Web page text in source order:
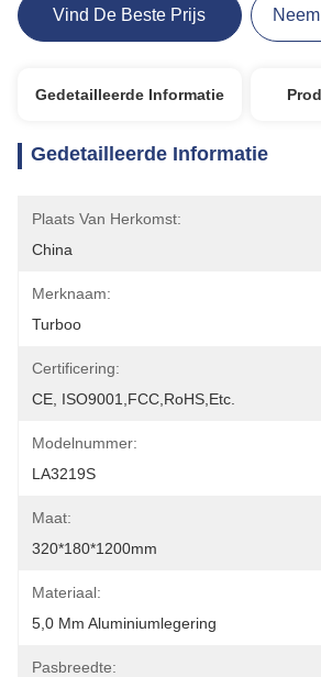
Vind De Beste Prijs
Gedetailleerde Informatie
Gedetailleerde Informatie
Plaats Van Herkomst:
China
Merknaam:
Turboo
Certificering:
CE, ISO9001,FCC,RoHS,etc.
Modelnummer:
LA3219S
Maat:
320*180*1200mm
Materiaal:
5,0 Mm Aluminiumlegering
Pasbreedte: